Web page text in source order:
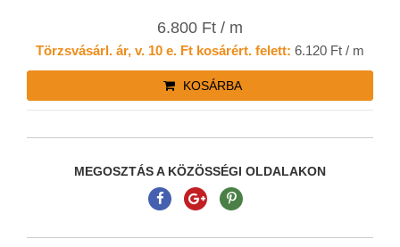
6.800 Ft / m
Törzsvásárl. ár, v. 10 e. Ft kosárért. felett: 6.120 Ft / m
KOSÁRBA
MEGOSZTÁS A KÖZÖSSÉGI OLDALAKON